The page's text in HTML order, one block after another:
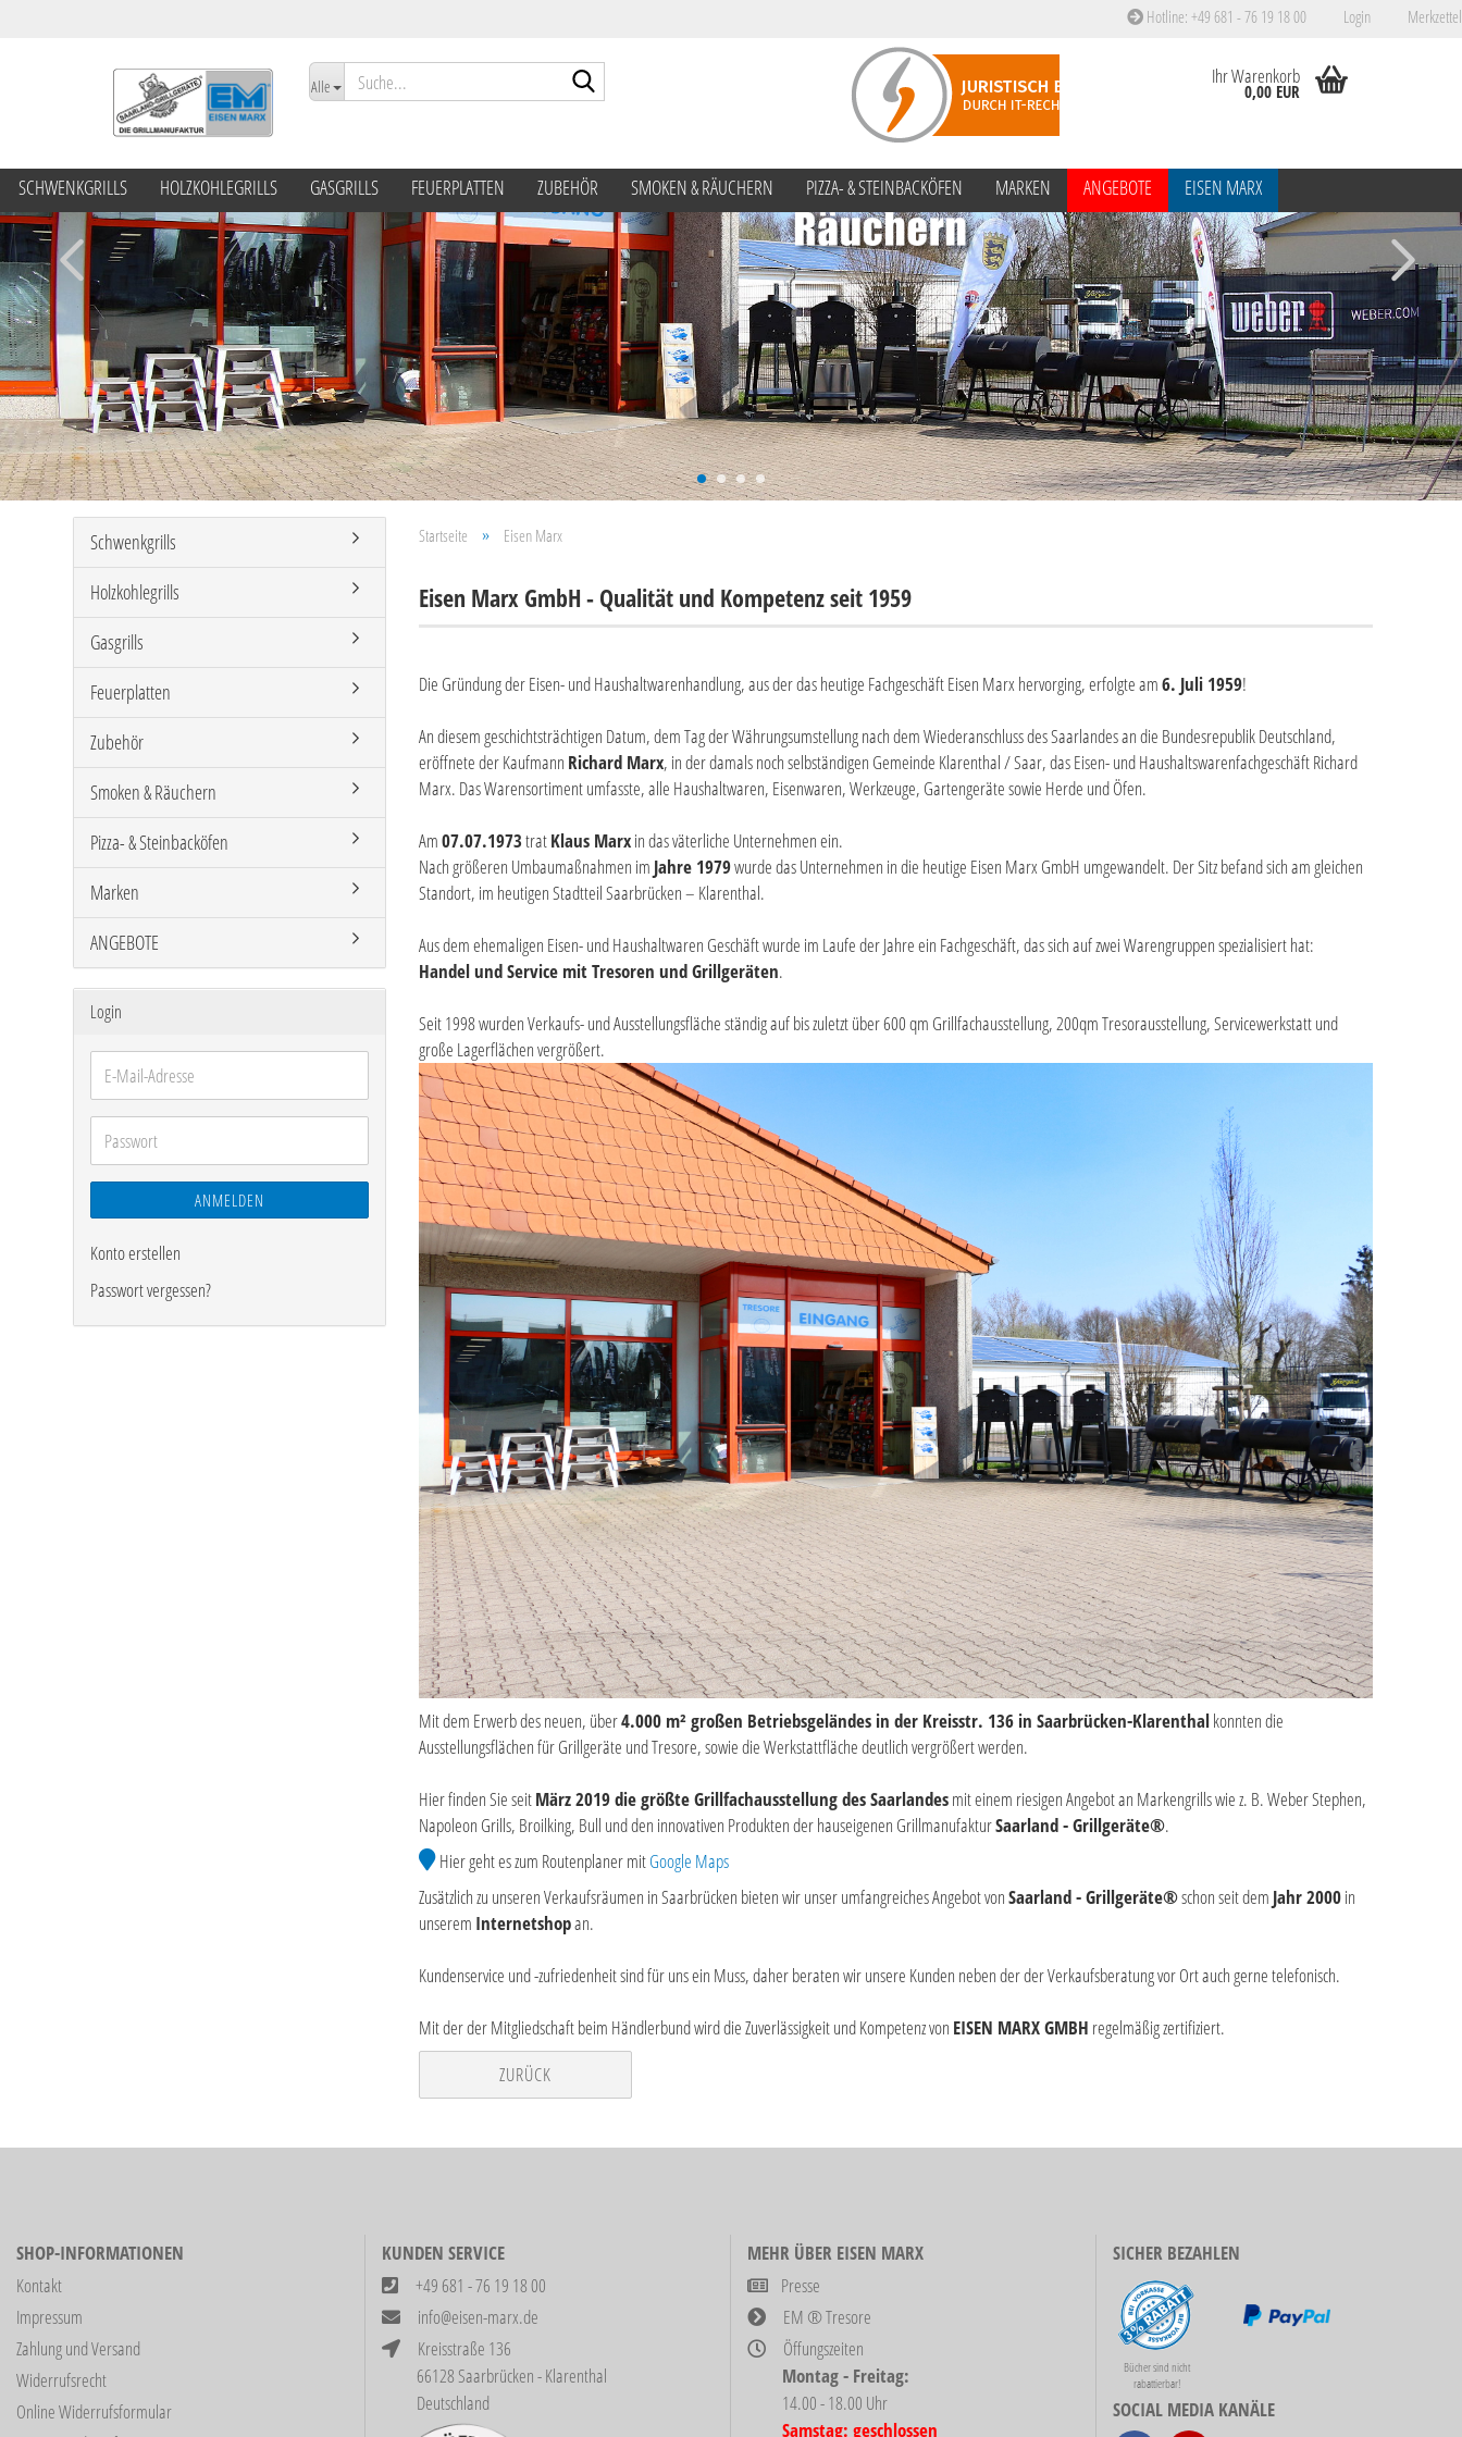
Hotline: +49 681 - 76 19 18 00 Login Merkzettel
Alle Ihr Warenkorb
0,00 EUR
SCHWENKGRILLS HOLZKOHLEGRILLS GASGRILLS FEUERPLATTEN ZUBEHÖR SMOKEN & RÄUCHERN PIZZA- & STEINBACKÖFEN MARKEN ANGEBOTE EISEN MARX
Startseite » Eisen Marx
Eisen Marx GmbH - Qualität und Kompetenz seit 1959
Die Gründung der Eisen- und Haushaltwarenhandlung, aus der das heutige Fachgeschäft Eisen Marx hervorging, erfolgte am6. Juli 1959!
An diesem geschichtsträchtigen Datum, dem Tag der Währungsumstellung nach dem Wiederanschluss des Saarlandes an die Bundesrepublik Deutschland,
eröffnete der Kaufmann Richard Marx, in der damals noch selbständigen Gemeinde Klarenthal / Saar, das Eisen- und Haushaltswarenfachgeschäft Richard
Marx. Das Warensortiment umfasste, alle Haushaltwaren, Eisenwaren, Werkzeuge, Gartengeräte sowie Herde und Öfen.
Am07.07.1973tratKlaus Marxin das väterliche Unternehmen ein.
Nach größeren Umbaumaßnahmen im Jahre 1979wurde das Unternehmen in die heutige Eisen Marx GmbH umgewandelt. Der Sitz befand sich am gleichen
Standort, im heutigen Stadtteil Saarbrücken – Klarenthal.
Aus dem ehemaligen Eisen- und Haushaltwaren Geschäft wurde im Laufe der Jahre ein Fachgeschäft, das sich auf zwei Warengruppen spezialisiert hat:
Handel und Service mit Tresoren und Grillgeräten.
Seit 1998 wurden Verkaufs- und Ausstellungsfläche ständig auf bis zuletzt über 600 qm Grillfachausstellung, 200qm Tresorausstellung, Servicewerkstatt und
große Lagerflächen vergrößert.
Mit dem Erwerb des neuen, über4.000 m² großen Betriebsgeländes in der Kreisstr. 136 in Saarbrücken-Klarenthalkonnten die
Ausstellungsflächen für Grillgeräte und Tresore, sowie die Werkstattfläche deutlich vergrößert werden.
Hier finden Sie seitMärz 2019 die größte Grillfachausstellung des Saarlandesmit einem riesigen Angebot an Markengrills wie z. B. Weber Stephen,
Napoleon Grills, Broilking, Bull und den innovativen Produkten der hauseigenen GrillmanufakturSaarland - Grillgeräte®.
Hier geht es zum Routenplaner mitGoogle Maps
Zusätzlich zu unseren Verkaufsräumen in Saarbrücken bieten wir unser umfangreiches Angebot vonSaarland - Grillgeräte®schon seit dem Jahr 2000in
unserem Internetshopan.
Kundenservice und -zufriedenheit sind für uns ein Muss, daher beraten wir unsere Kunden neben der der Verkaufsberatung vor Ort auch gerne telefonisch.
Mit der der Mitgliedschaft beim Händlerbund wird die Zuverlässigkeit und Kompetenz von EISEN MARX GMBH regelmäßig zertifiziert.
ZURÜCK
Schwenkgrills
Holzkohlegrills
Gasgrills
Feuerplatten
Zubehör
Smoken & Räuchern
Pizza- & Steinbacköfen
Marken
ANGEBOTE
Login
E-
Mail-
Adresse
Passwort
ANMELDEN
Konto erstellen
Passwort vergessen?
SHOP-INFORMATIONEN
Kontakt
Impressum
Zahlung und Versand
Widerrufsrecht
Online Widerrufsformular
KUNDEN SERVICE
+49 681 - 76 19 18 00
info@eisen-marx.de
Kreisstraße 136
66128 Saarbrücken - Klarenthal
Deutschland
MEHR ÜBER EISEN MARX
Presse
EM ® Tresore
Öffungszeiten
Montag - Freitag:
14.00 - 18.00 Uhr
Samstag: geschlossen
SICHER BEZAHLEN
Bücher sind nicht
rabattierbar!
SOCIAL MEDIA KANÄLE